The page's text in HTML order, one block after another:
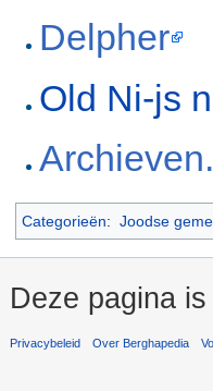
Delpher
Old Ni-js
Categorieën: Joodse
Deze pagina
Privacybeleid Over Berghapedia